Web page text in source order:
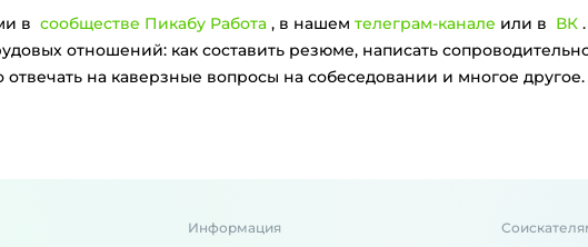
в сообществе Пикабу Работа , в нашем телеграм-канале или в ВК
отношений: как составить резюме, написать
отвечать на каверзные вопросы на собеседовании и многое другое.
Информация